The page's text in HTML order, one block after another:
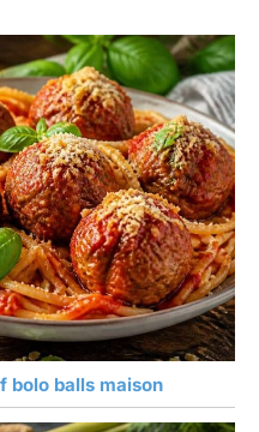
bolo balls maison